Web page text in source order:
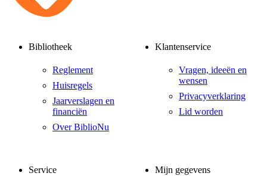
Bibliotheek
Reglement
Huisregels
Jaarverslagen en
financiën
Over BiblioNu
Klantenservice
Vragen, ideeën en
wensen
Privacyverklaring
Lid worden
Service Mijn gegevens